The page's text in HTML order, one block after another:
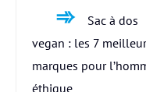
Sac à dos
vegan : les 7
marques pour
éthique